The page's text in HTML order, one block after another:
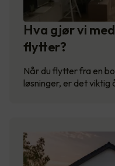
Hva gjør vi
flytter?
Når du flytter fra en
løsninger, er det viktig